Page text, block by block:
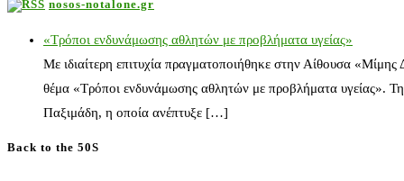
nosos-notalone.gr
«Τρόποι ενδυνάμωσης αθλητών με προβλήματα υγείας»
Με ιδιαίτερη επιτυχία πραγματοποιήθηκε στην Αίθουσα
θέμα «Τρόποι ενδυνάμωσης αθλητών με προβλήματα υγείας».
Παξιμάδη, η οποία ανέπτυξε […]
Back to the 50S